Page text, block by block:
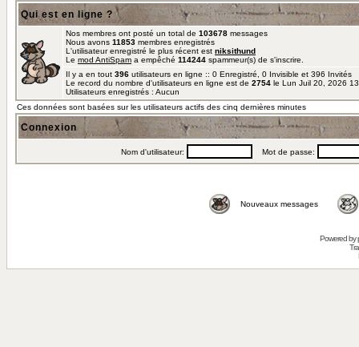
Qui est en ligne ?
Nos membres ont posté un total de 103678 messages
Nous avons 11853 membres enregistrés
L'utilisateur enregistré le plus récent est niksithund
Le mod AntiSpam a empêché 114244 spammeur(s) de s'inscrire.
Il y a en tout 396 utilisateurs en ligne :: 0 Enregistré, 0 Invisible et 396
Le record du nombre d'utilisateurs en ligne est de 2754 le Lun Juil 20, 2026
Utilisateurs enregistrés : Aucun
Ces données sont basées sur les utilisateurs actifs des cinq dernières minutes
Connexion
Nom d'utilisateur: Mot de passe:
Nouveaux messages
Powered by